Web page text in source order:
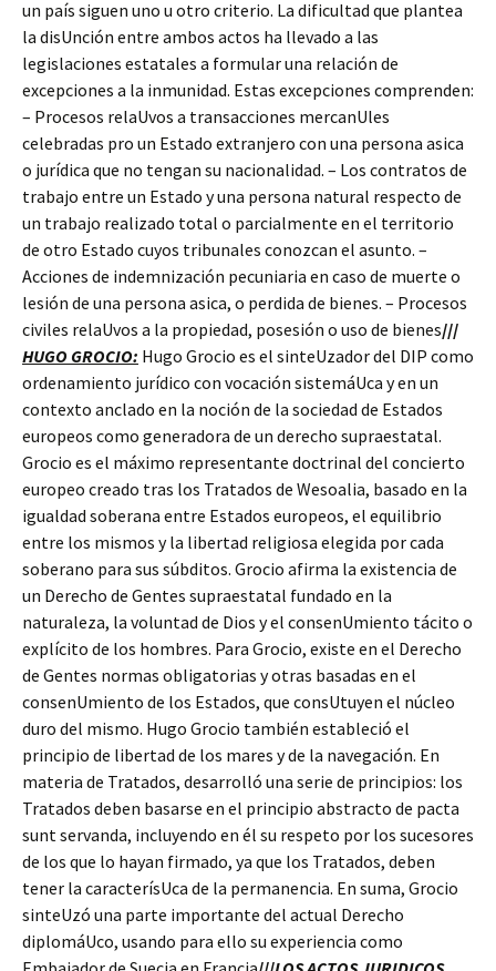
un país siguen uno u otro criterio. La dificultad que plantea
la disUnción entre ambos actos ha llevado a las
legislaciones estatales a formular una relación de
excepciones a la inmunidad. Estas excepciones comprenden:
– Procesos relaUvos a transacciones mercanUles
celebradas pro un Estado extranjero con una persona asica
o jurídica que no tengan su nacionalidad. – Los contratos de
trabajo entre un Estado y una persona natural respecto de
un trabajo realizado total o parcialmente en el territorio
de otro Estado cuyos tribunales conozcan el asunto. –
Acciones de indemnización pecuniaria en caso de muerte o
lesión de una persona asica, o perdida de bienes. – Procesos
civiles relaUvos a la propiedad, posesión o uso de bienes///
HUGO GROCIO: Hugo Grocio es el sinteUzador del DIP como
ordenamiento jurídico con vocación sistemáUca y en un
contexto anclado en la noción de la sociedad de Estados
europeos como generadora de un derecho supraestatal.
Grocio es el máximo representante doctrinal del concierto
europeo creado tras los Tratados de Wesoalia, basado en la
igualdad soberana entre Estados europeos, el equilibrio
entre los mismos y la libertad religiosa elegida por cada
soberano para sus súbditos. Grocio afirma la existencia de
un Derecho de Gentes supraestatal fundado en la
naturaleza, la voluntad de Dios y el consenUmiento tácito o
explícito de los hombres. Para Grocio, existe en el Derecho
de Gentes normas obligatorias y otras basadas en el
consenUmiento de los Estados, que consUtuyen el núcleo
duro del mismo. Hugo Grocio también estableció el
principio de libertad de los mares y de la navegación. En
materia de Tratados, desarrolló una serie de principios: los
Tratados deben basarse en el principio abstracto de pacta
sunt servanda, incluyendo en él su respeto por los sucesores
de los que lo hayan firmado, ya que los Tratados, deben
tener la caracterísUca de la permanencia. En suma, Grocio
sinteUzó una parte importante del actual Derecho
diplomáUco, usando para ello su experiencia como